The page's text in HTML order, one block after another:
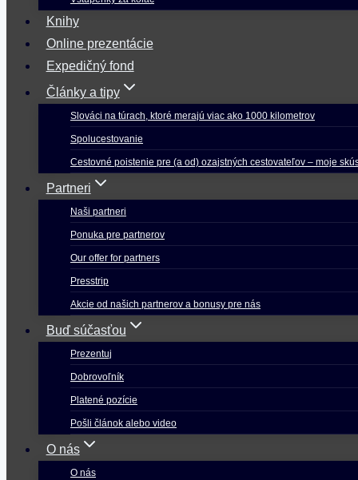
Knihy
Online prezentácie
Expedičný fond
Články a tipy
Slováci na túrach, ktoré merajú viac ako 1000 kilometrov
Spolucestovanie
Cestovné poistenie pre (a od) ozajstných cestovateľov – moje
Partneri
Naši partneri
Ponuka pre partnerov
Our offer for partners
Presstrip
Akcie od našich partnerov a bonusy pre nás
Buď súčasťou
Prezentuj
Dobrovoľník
Platené pozície
Pošli článok alebo video
O nás
O nás